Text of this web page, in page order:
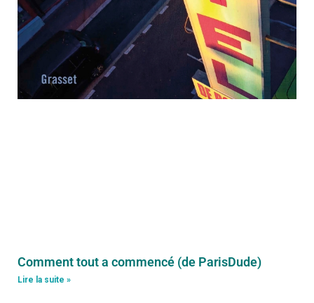
Comment tout a commencé (de ParisDude)
Lire la suite »